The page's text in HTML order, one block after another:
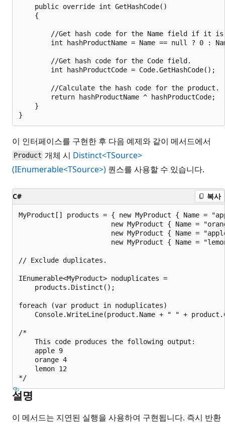
    public override int GetHashCode()
    {
//Get hash code for the Name field if it
int hashProductName = Name == null ? 0 :
        //Get hash code for the Code field.
        int hashProductCode = Code.GetHashCode();
        //Calculate the hash code for the product.
        return hashProductName ^ hashProductCode;
    }
이 인터페이스를 구현한 후 다음 예제와 같이 메서드에서
Product 개체 시 Distinct<TSource>
(IEnumerable<TSource>) 퀀스를 사용할 수 있습니다.
C# 복사
MyProduct[] products = { new MyProduct { Name =
new MyProduct { Name =
new MyProduct { Name =
new MyProduct { Name =
// Exclude duplicates.
IEnumerable<MyProduct> noduplicates =
    products.Distinct();
foreach (var product in noduplicates)
Console.WriteLine(product.Name + " " +
/*
    This code produces the following output:
    apple 9
    orange 4
    lemon 12
설명
이 메서드는 지연된 실행을 사용하여 구현됩니다. 즉시 반환